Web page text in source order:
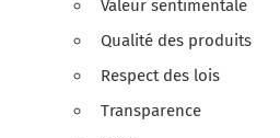
Valeur sentimentale
Qualité des produits
Respect des lois
Transparence